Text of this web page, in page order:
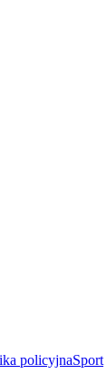
policyjnaSport